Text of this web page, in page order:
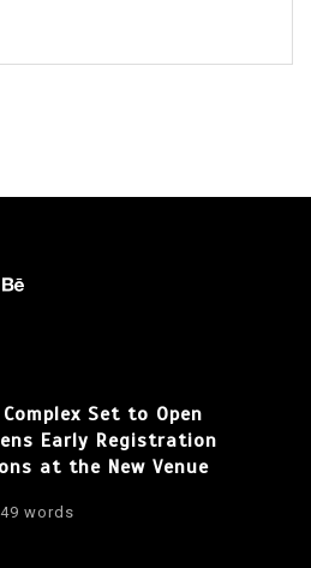
Set to Open
Early Registration
at the New Venue
words